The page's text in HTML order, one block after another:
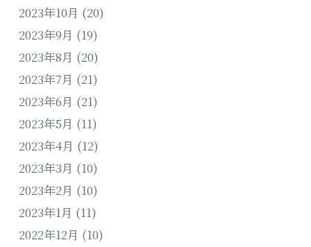
2023年10月 (20)
2023年9月 (19)
2023年8月 (20)
2023年7月 (21)
2023年6月 (21)
2023年5月 (11)
2023年4月 (12)
2023年3月 (10)
2023年2月 (10)
2023年1月 (11)
2022年12月 (10)